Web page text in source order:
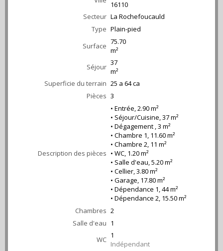
16110
Secteur La Rochefoucauld
Type Plain-pied
Surface 75.70
m²
Séjour 37
m²
Superficie du terrain 25 a 64 ca
Pièces 3
Description des pièces
• Entrée, 2.90 m²
• Séjour/Cuisine, 37 m²
• Dégagement , 3 m²
• Chambre 1, 11.60 m²
• Chambre 2, 11 m²
• WC, 1.20 m²
• Salle d'eau, 5.20 m²
• Cellier, 3.80 m²
• Garage, 17.80 m²
• Dépendance 1, 44 m²
• Dépendance 2, 15.50 m²
Chambres 2
Salle d'eau 1
WC 1
Indépendant